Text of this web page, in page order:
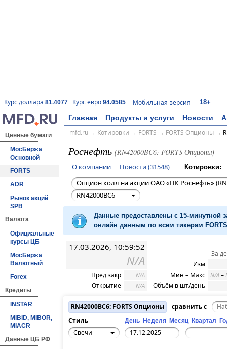
Курс доллара 81.4077 Курс евро 94.0585 Мобильная версия 18+
Главная Продукты и услуги Новости
Ценные бумаги
МосБиржа
Основной
FORTS
ADR
Рынок акций
SPB
Валюта
Официальные
курсы ЦБ
МосБиржа
Валютный
Forex
Кредиты
INSTAR
MIBID, MIBOR,
MIACR
Данные ЦБ РФ
mfd.ru→ Котировки → FORTS → FORTS Опционы→
Роснефть (RN42000BC6: FORTS Опционы)
О компании Новости (31548) Котировки:
Опцион колл на акции ОАО «НК Роснефть»
RN42000BC6
Данные предоставлены с 15-минутной
онлайн данным по всем тикерам
17.03.2026, 10:59:52
N/A
Пред закр N/A
Открытие N/A
За
Изм
Мин – Макс
N/A –
Объём в шт/день
RN42000BC6: FORTS Опционы
сравнить с
Стиль
День Неделя Месяц Квартал
Свечи –